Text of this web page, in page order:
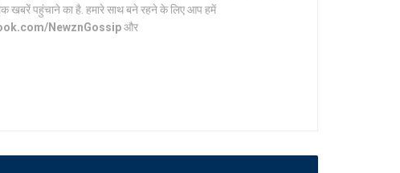
खबरें पहुंचाने का है. हमारे साथ बने रहने के लिए आप हमें
NewznGossipऔर